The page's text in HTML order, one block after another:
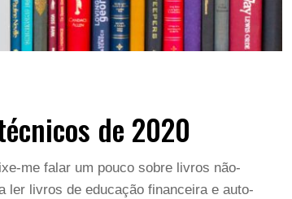
de 2020
me falar um pouco sobre livros não-
ler livros de educação financeira e auto-